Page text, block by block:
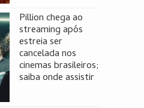
Pillion chega ao
streaming após
estreia ser
cancelada nos
cinemas brasileiros;
saiba onde assistir